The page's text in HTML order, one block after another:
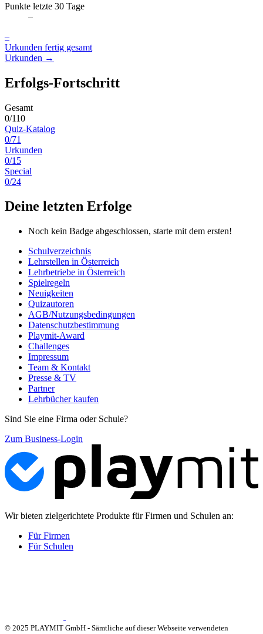
Punkte letzte 30 Tage
–
–
Urkunden fertig gesamt
Urkunden →
Erfolgs-Fortschritt
Gesamt
0/110
Quiz-Katalog
0/71
Urkunden
0/15
Special
0/24
Deine letzten Erfolge
Noch kein Badge abgeschlossen, starte mit dem ersten!
Schulverzeichnis
Lehrstellen in Österreich
Lehrbetriebe in Österreich
Spielregeln
Neuigkeiten
Quizautoren
AGB/Nutzungsbedingungen
Datenschutzbestimmung
Playmit-Award
Challenges
Impressum
Team & Kontakt
Presse & TV
Partner
Lehrbücher kaufen
Sind Sie eine Firma oder Schule?
Zum Business-Login
Wir bieten zielgerichtete Produkte für Firmen und Schulen an:
Für Firmen
Für Schulen
© 2025 PLAYMIT GmbH - Sämtliche auf dieser Webseite verwendeten